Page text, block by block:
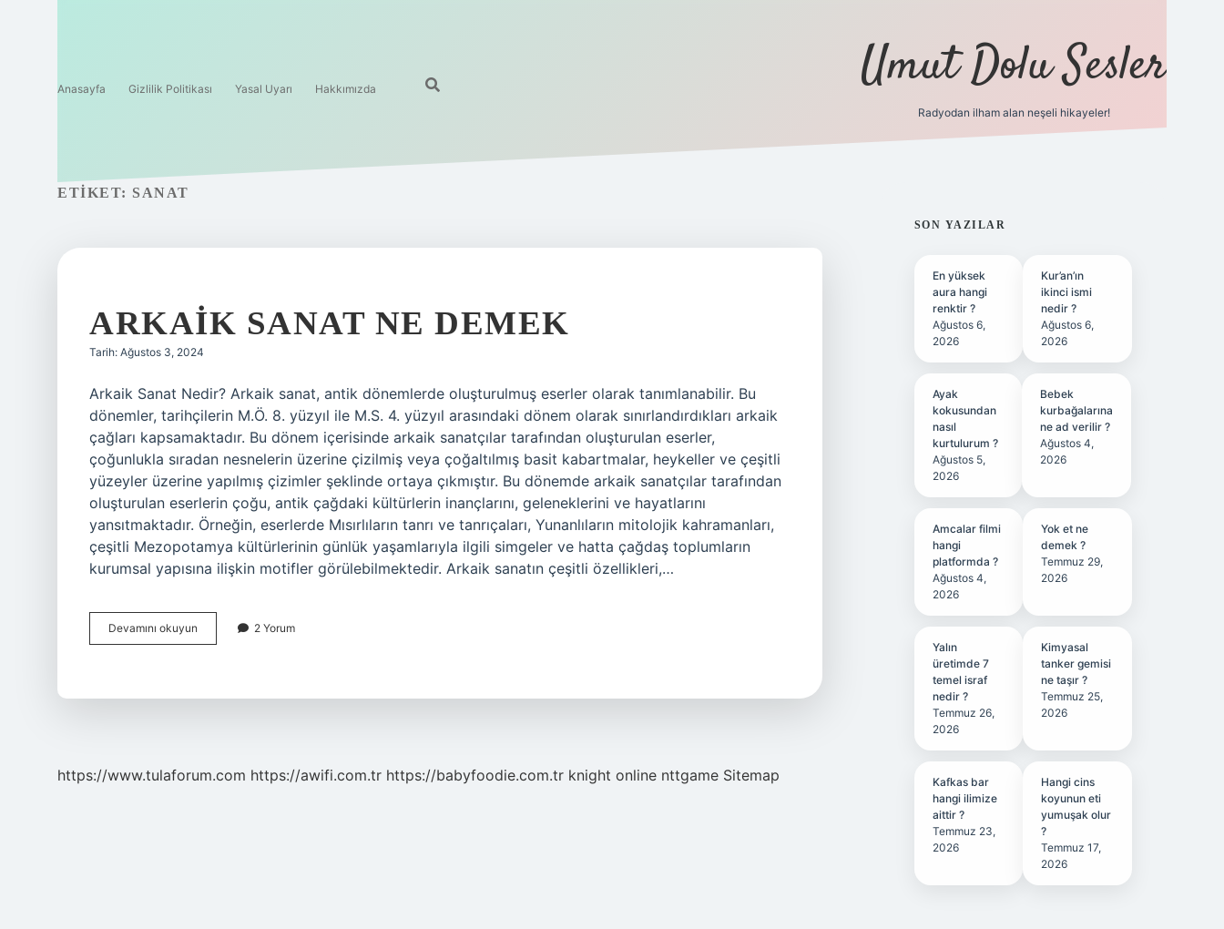
Anasayfa Gizlilik Politikası Yasal Uyarı Hakkımızda Umut Dolu Sesler
Radyodan ilham alan neşeli hikayeler!
ETIKET: SANAT
ARKAIK SANAT NE DEMEK
Tarih: Ağustos 3, 2024
Arkaik Sanat Nedir? Arkaik sanat, antik dönemlerde oluşturulmuş eserler olarak tanımlanabilir. Bu
dönemler, tarihçilerin M.Ö. 8. yüzyıl ile M.S. 4. yüzyıl arasındaki dönem olarak sınırlandırdıkları arkaik
çağları kapsamaktadır. Bu dönem içerisinde arkaik sanatçılar tarafından oluşturulan eserler,
çoğunlukla sıradan nesnelerin üzerine çizilmiş veya çoğaltılmış basit kabartmalar, heykeller ve çeşitli
yüzeyler üzerine yapılmış çizimler şeklinde ortaya çıkmıştır. Bu dönemde arkaik sanatçılar tarafından
oluşturulan eserlerin çoğu, antik çağdaki kültürlerin inançlarını, geleneklerini ve hayatlarını
yansıtmaktadır. Örneğin, eserlerde Mısırlıların tanrı ve tanrıçaları, Yunanlıların mitolojik kahramanları,
çeşitli Mezopotamya kültürlerinin günlük yaşamlarıyla ilgili simgeler ve hatta çağdaş toplumların
kurumsal yapısına ilişkin motifler görülebilmektedir. Arkaik sanatın çeşitli özellikleri,…
Devamını okuyun
sanat
2 Yorum
https://www.tulaforum.com https://awifi.com.tr https://babyfoodie.com.tr knight online nttgame Sitemap
SIDEBAR
SON YAZILAR
En yüksek
aura hangi
renktir ?
Ağustos 6,
2026
Kur’an’ın
ikinci ismi
nedir ?
Ağustos 6,
2026
Ayak
kokusundan
nasıl
kurtulurum ?
Ağustos 5,
2026
Bebek
kurbağalarına
ne ad verilir ?
Ağustos 4,
2026
Amcalar filmi
hangi
platformda ?
Ağustos 4,
2026
Yok et ne
demek ?
Temmuz 29,
2026
Yalın
üretimde 7
temel israf
nedir ?
Temmuz 26,
2026
Kimyasal
tanker gemisi
ne taşır ?
Temmuz 25,
2026
Kafkas bar
hangi ilimize
aittir ?
Temmuz 23,
2026
Hangi cins
koyunun eti
yumuşak olur
?
Temmuz 17,
2026